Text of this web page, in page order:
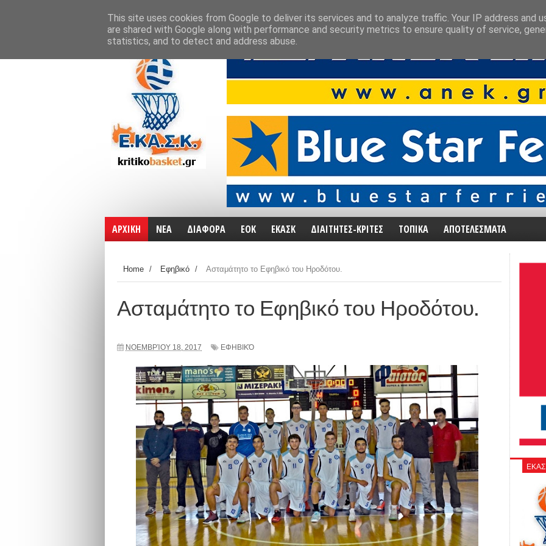
ΑΡΧΙΚΗ ΝΕΑ ΔΙΑΦΟΡΑ ΕΟΚ ΕΚΑΣΚ ΔΙΑΙΤΗΤΕΣ-ΚΡΙΤΕΣ ΤΟΠΙΚΑ ΑΠΟΤΕΛΕΣΜΑΤΑ
Home / Εφηβικό / Ασταμάτητο το Εφηβικό του Ηροδότου.
Ασταμάτητο το Εφηβικό του Ηροδότου.
ΝΟΕΜΒΡΊΟΥ 18, 2017 ΕΦΗΒΙΚΌ
This site uses cookies from Google to deliver its services and to analyze traffic. Your IP address and
are shared with Google along with performance and security metrics to ensure quality of service,
statistics, and to detect and address abuse.